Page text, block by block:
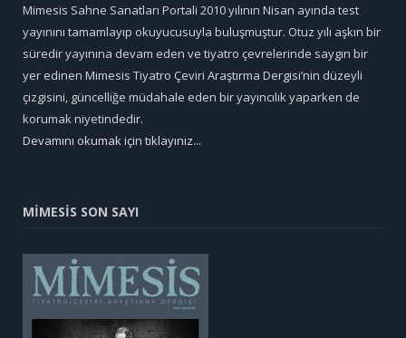
Mimesis Sahne Sanatları Portali 2010 yılının Nisan ayında test
yayınını tamamlayıp okuyucusuyla buluşmuştur. Otuz yılı aşkın bir
süredir yayınına devam eden ve tiyatro çevrelerinde saygın bir
yer edinen Mimesis Tiyatro Çeviri Araştırma Dergisi’nin düzeyli
çizgisini, güncelliğe müdahale eden bir yayıncılık yaparken de
korumak niyetindedir.
Devamını okumak için tıklayınız...
MİMESİS SON SAYI